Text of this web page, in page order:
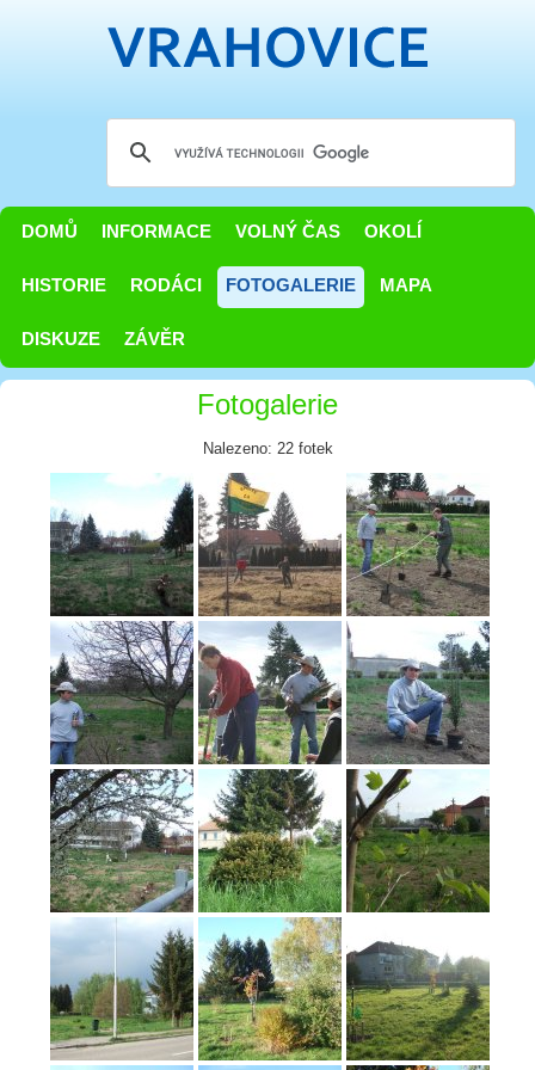
DOMŮ INFORMACE VOLNÝ ČAS OKOLÍ
HISTORIE RODÁCI FOTOGALERIE MAPA
DISKUZE ZÁVĚR
Fotogalerie
Nalezeno: 22 fotek